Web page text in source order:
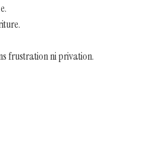
frustration ni privation.